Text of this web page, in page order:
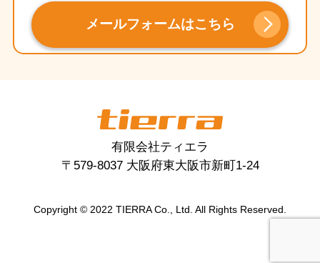
メールフォームはこちら
tierra
有限会社ティエラ
〒579-8037 大阪府東大阪市新町1-24
Copyright © 2022 TIERRA Co., Ltd. All Rights Reserved.